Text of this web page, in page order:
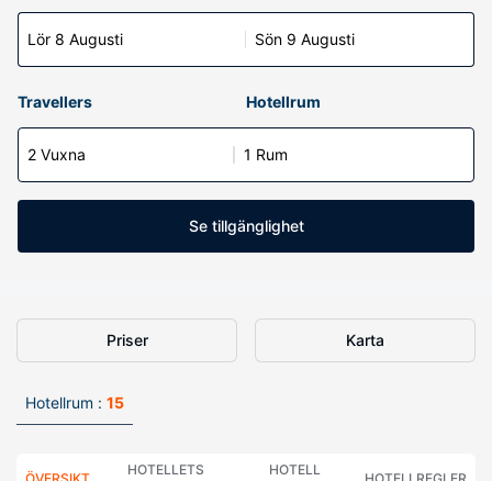
Lör 8 Augusti Sön 9 Augusti
Travellers Hotellrum
2 Vuxna 1 Rum
Se tillgänglighet
Priser Karta
Hotellrum : 15
HOTELLETS
HOTELL